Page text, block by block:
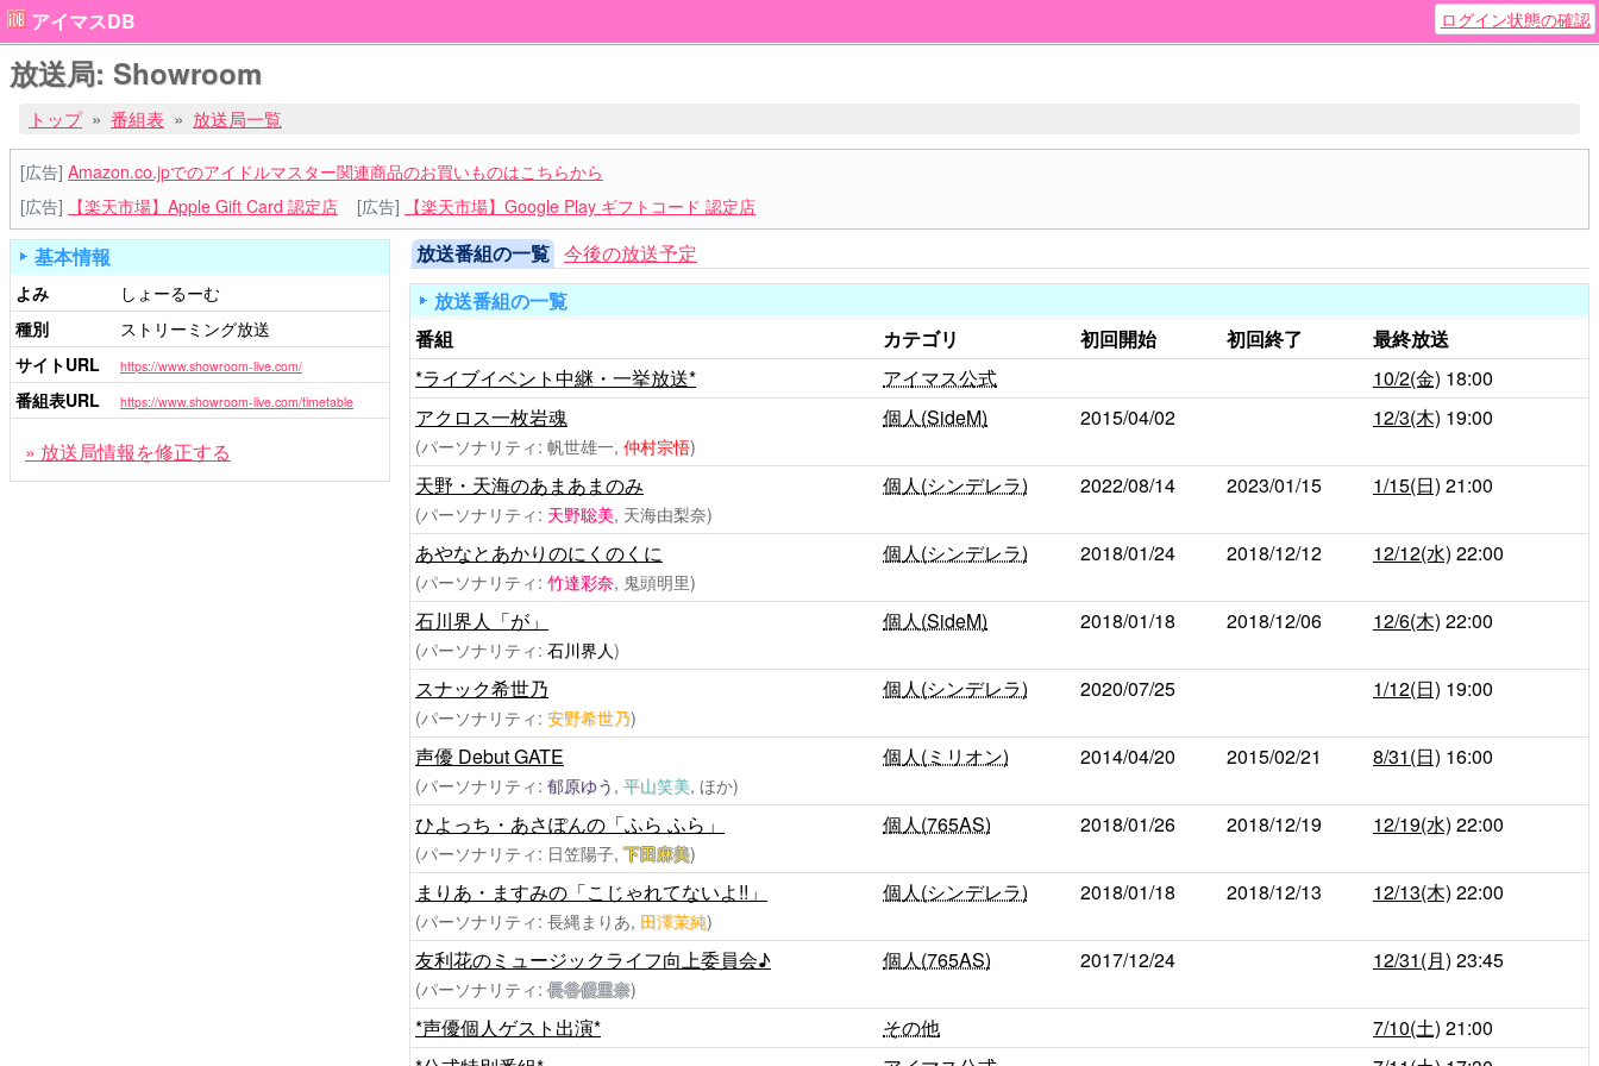
アイマスDB ログイン状態の確認
放送局: Showroom
トップ 番組表 放送局一覧
[広告] Amazon.co.jpでのアイドルマスター関連商品のお買いものはこちらから
[広告]
【楽天市場】Apple Gift Card 認定店 [広告] 【楽天市場】Google Play ギフトコード 認定店
基本情報
よみ
しょーるーむ
種別
ストリーミング放送
サイトURL
https://www.showroom-live.com/
番組表URL https://www.showroom-live.com/timetable
» 放送局情報を修正する
放送番組の一覧 今後の放送予定
放送番組の一覧
番組
カテゴリ 初回開始 初回終了
最終放送
*ライブイベント中継・一挙放送*
アイマス公式 10/2(金) 18:00
アクロス一枚岩魂
(パーソナリティ: 帆世雄一, 仲村宗悟)
個人(SideM) 2015/04/02 12/3(木) 19:00
天野・天海のあまあまのみ
(パーソナリティ: 天野聡美, 天海由梨奈)
個人(シンデレラ) 2022/08/14 2023/01/15 1/15(日) 21:00
あやなとあかりのにくのくに
(パーソナリティ: 竹達彩奈, 鬼頭明里)
個人(シンデレラ) 2018/01/24 2018/12/12 12/12(水) 22:00
石川界人「が」
(パーソナリティ: 石川界人)
個人(SideM) 2018/01/18 2018/12/06 12/6(木) 22:00
スナック希世乃
(パーソナリティ: 安野希世乃)
個人(シンデレラ) 2020/07/25 1/12(日) 19:00
声優 Debut GATE
(パーソナリティ: 郁原ゆう , 平山笑美, ほか)
個人(ミリオン) 2014/04/20 2015/02/21 8/31(日) 16:00
ひよっち・あさぽんの「ふら ふら」
(パーソナリティ: 日笠陽子,下田麻美)
個人(765AS) 2018/01/26 2018/12/19 12/19(水) 22:00
まりあ・ますみの「こじゃれてないよ!!」
(パーソナリティ: 長縄まりあ, 田澤茉純)
個人(シンデレラ) 2018/01/18 2018/12/13 12/13(木) 22:00
友利花のミュージックライフ向上委員会♪
(パーソナリティ:長谷優里奈)
個人(765AS) 2017/12/24 12/31(月) 23:45
*声優個人ゲスト出演* その他 7/10(土) 21:00